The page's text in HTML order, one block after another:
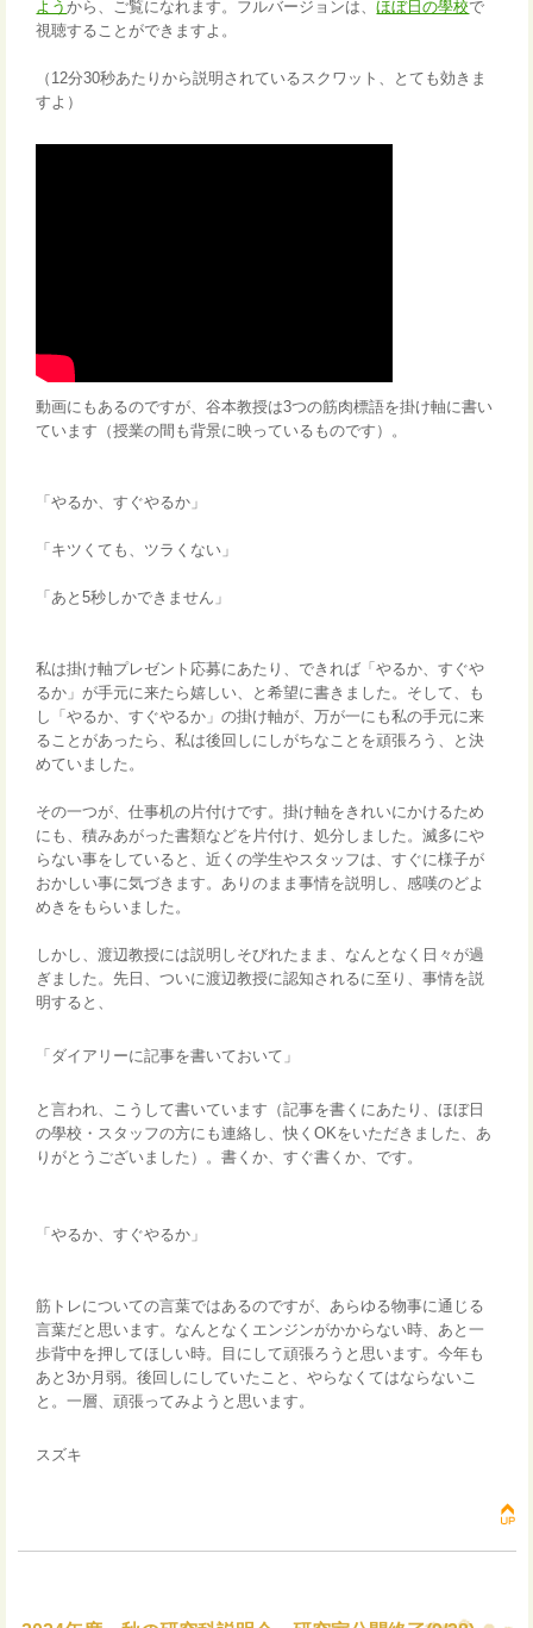
ようから、ご覧になれます。フルバージョンは、ほぼ日の學校で
視聴することができますよ。
（12分30秒あたりから説明されているスクワット、とても効きま
すよ）
動画にもあるのですが、谷本教授は3つの筋肉標語を掛け軸に書い
ています（授業の間も背景に映っているものです）。
「やるか、すぐやるか」
「キツくても、ツラくない」
「あと5秒しかできません」
私は掛け軸プレゼント応募にあたり、できれば「やるか、すぐや
るか」が手元に来たら嬉しい、と希望に書きました。そして、も
し「やるか、すぐやるか」の掛け軸が、万が一にも私の手元に来
ることがあったら、私は後回しにしがちなことを頑張ろう、と決
めていました。
その一つが、仕事机の片付けです。掛け軸をきれいにかけるため
にも、積みあがった書類などを片付け、処分しました。滅多にや
らない事をしていると、近くの学生やスタッフは、すぐに様子が
おかしい事に気づきます。ありのまま事情を説明し、感嘆のどよ
めきをもらいました。
しかし、渡辺教授には説明しそびれたまま、なんとなく日々が過
ぎました。先日、ついに渡辺教授に認知されるに至り、事情を説
明すると、
「ダイアリーに記事を書いておいて」
と言われ、こうして書いています（記事を書くにあたり、ほぼ日
の學校・スタッフの方にも連絡し、快くOKをいただきました、あ
りがとうございました）。書くか、すぐ書くか、です。
「やるか、すぐやるか」
筋トレについての言葉ではあるのですが、あらゆる物事に通じる
言葉だと思います。なんとなくエンジンがかからない時、あと一
歩背中を押してほしい時。目にして頑張ろうと思います。今年も
あと3か月弱。後回しにしていたこと、やらなくてはならないこ
と。一層、頑張ってみようと思います。
スズキ